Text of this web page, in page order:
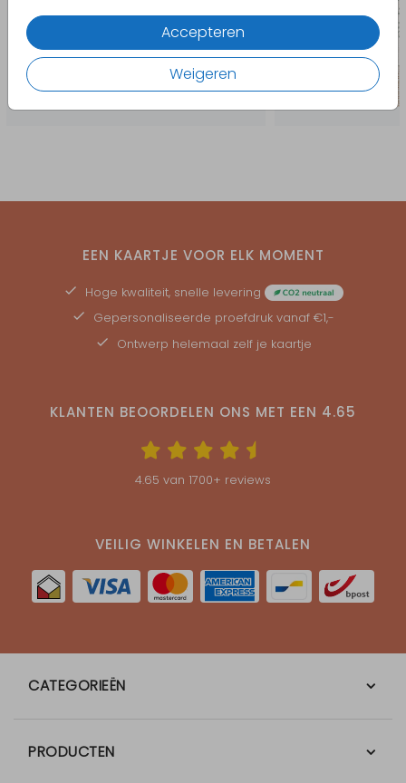
Accepteren
Weigeren
EEN KAARTJE VOOR ELK MOMENT
Hoge kwaliteit, snelle levering
Gepersonaliseerde proefdruk vanaf €1,-
Ontwerp helemaal zelf je kaartje
KLANTEN BEOORDELEN ONS MET EEN 4.65
4.65 van 1700+ reviews
VEILIG WINKELEN EN BETALEN
CATEGORIEËN
PRODUCTEN